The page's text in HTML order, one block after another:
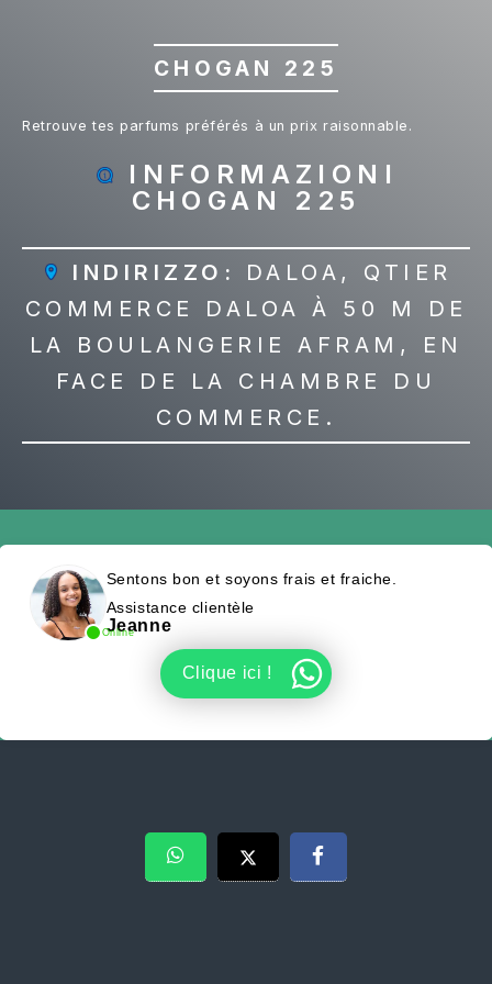
CHOGAN 225
Retrouve tes parfums préférés à un prix raisonnable.
INFORMAZIONI
CHOGAN 225
INDIRIZZO:
DALOA, QTIER
COMMERCE DALOA À 50 M DE
LA BOULANGERIE AFRAM, EN
FACE DE LA CHAMBRE DU
COMMERCE.
Online
Sentons bon et soyons frais et fraiche.
Assistance clientèle
Jeanne
Clique ici !